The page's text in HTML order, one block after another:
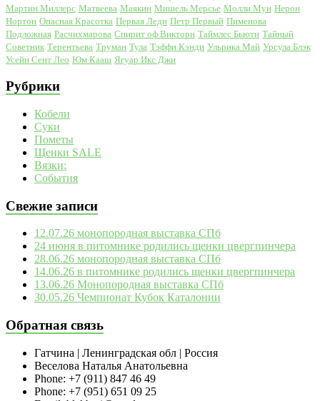
Мартин Миллерс Матвеева Маякин Мишель Мерсье Молли Мун Нерон
Нортон Опасная Красотка Первая Леди Петр Первый Пименова
Подложная Расчихмарова Спирит оф Виктори Таймлес Бьюти Тайный
Советник Терентьева Труман Тула Тэффи Кэнди Ульрика Май Урсула Блэк
Усейн Сент Лео Юм Кааш Ягуар Икс Джи
Рубрики
Кобели
Суки
Пометы
Щенки SALE
Вязки:
События
Свежие записи
12.07.26 монопородная выставка СПб
24 июня в питомнике родились щенки цвергпинчера
28.06.26 монопородная выставка СПб
14.06.26 в питомнике родились щенки цвергпинчера
13.06.26 Монопородная выставка СПб
30.05.26 Чемпионат Кубок Каталонии
Обратная связь
Гатчина | Ленинградская обл | Россия
Веселова Наталья Анатольевна
Phone: +7 (911) 847 46 49
Phone: +7 (951) 651 09 25